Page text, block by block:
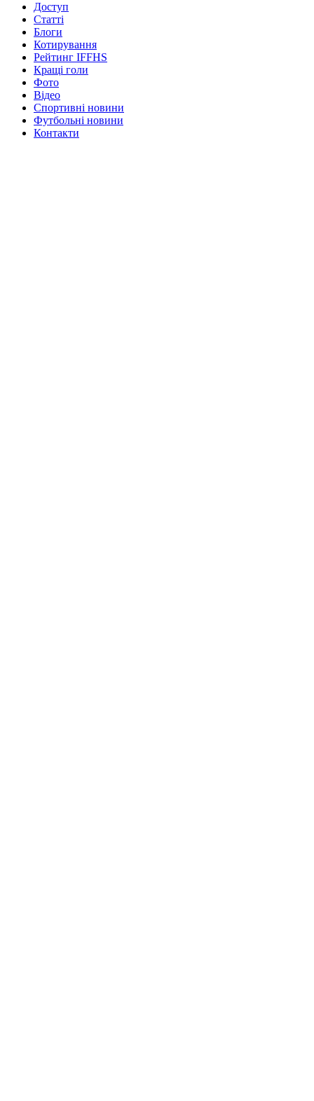
Доступ
Статті
Блоги
Котирування
Рейтинг IFFHS
Кращі голи
Фото
Відео
Спортивні новини
Футбольні новини
Контакти